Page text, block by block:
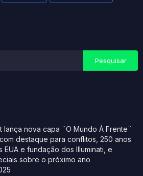
lança nova capa ¨O Mundo À Frente¨
destaque para conflitos, 250 anos
e fundação dos Illuminati, e
sobre o próximo ano